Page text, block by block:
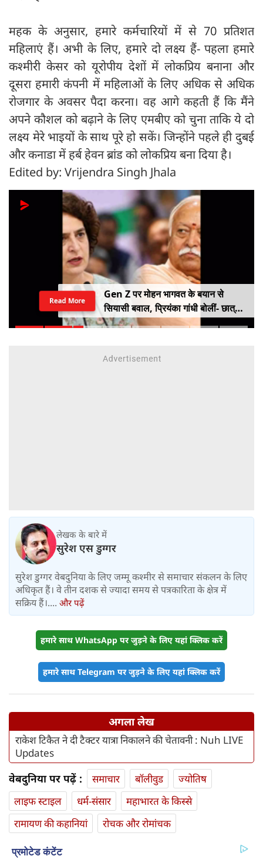
महक के अनुसार, हमारे कर्मचारियों में से 70 प्रतिशत
महिलाएं हैं। अभी के लिए, हमारे दो लक्ष्य हैं- पहला हमारे
कश्मीरी केसर को यूरोपीय देशों में लोकप्रिय बनाना और
दूसरा हमारी कंपनी में महिलाओं के लिए अधिक से अधिक
रोजगार के अवसर पैदा करना। वह आगे कहती हैं कि मैंने
अपने कौशल को बढ़ाने के लिए एमबीए को चुना ताकि ये दो
लक्ष्य मेरे भाइयों के साथ पूरे हो सकें। जिन्होंने पहले ही दुबई
और कनाडा में हर्ब हेवन ब्रांड को लोकप्रिय बना दिया है।
Edited by: Vrijendra Singh Jhala
Gen Z पर मोहन भागवत के बयान से
सियासी बवाल, प्रियंका गांधी बोलीं- छात्रों
को किसी सर्टिफिकेट की जरूरत नहीं
Read More
लेखक के बारे में
सुरेश एस डुग्गर
सुरेश डुग्गर वेबदुनिया के लिए जम्मू कश्मीर से समाचार संकलन के लिए
अधिकृत हैं। वे तीन दशक से ज्यादा समय से पत्रकारिता के क्षेत्र में
सक्रिय हैं।.... और पढ़ें
हमारे साथ WhatsApp पर जुड़ने के लिए यहां क्लिक करें
हमारे साथ Telegram पर जुड़ने के लिए यहां क्लिक करें
अगला लेख
राकेश टिकैत ने दी टैक्टर यात्रा निकालने की चेतावनी : Nuh LIVE
Updates
वेबदुनिया पर पढ़ें : समाचार बॉलीवुड
ज्योतिष
लाइफ स्‍टाइल
धर्म-संसार
महाभारत के किस्से
रामायण की कहानियां
रोचक और रोमांचक